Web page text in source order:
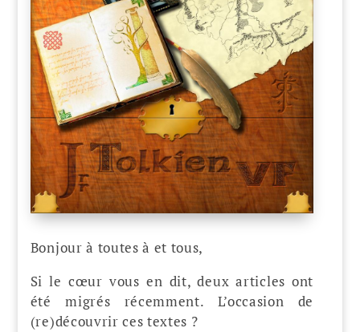
Bonjour à toutes à et tous,
Si le cœur vous en dit, deux articles ont
été migrés récemment. L’occasion de
(re)découvrir ces textes ?